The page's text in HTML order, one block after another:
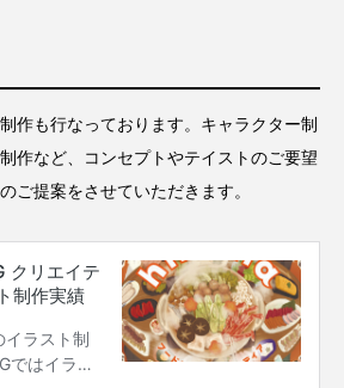
作も行なっております。キャラクター制
作など、コンセプトやテイストのご要望
ご提案をさせていただきます。